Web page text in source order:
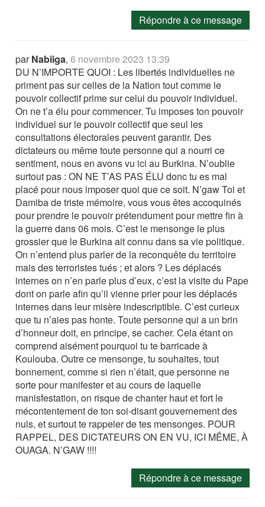
Répondre à ce message
parNabiiga,6 novembre 2023 13:39
DU N’IMPORTE QUOI : Les libertés individuelles ne
priment pas sur celles de la Nation tout comme le
pouvoir collectif prime sur celui du pouvoir individuel.
On ne t’a élu pour commencer. Tu imposes ton pouvoir
individuel sur le pouvoir collectif que seul les
consultations électorales peuvent garantir. Des
dictateurs ou même toute personne qui a nourri ce
sentiment, nous en avons vu ici au Burkina. N’oublie
surtout pas : ON NE T’AS PAS ÉLU donc tu es mal
placé pour nous imposer quoi que ce soit. N’gaw Toi et
Damiba de triste mémoire, vous vous êtes accoquinés
pour prendre le pouvoir prétendument pour mettre fin à
la guerre dans 06 mois. C’est le mensonge le plus
grossier que le Burkina ait connu dans sa vie politique.
On n’entend plus parler de la reconquête du territoire
mais des terroristes tués ; et alors ? Les déplacés
internes on n’en parle plus d’eux, c’est la visite du Pape
dont on parle afin qu’il vienne prier pour les déplacés
internes dans leur misère indescriptible. C’est curieux
que tu n’aies pas honte. Toute personne qui a un brin
d’honneur doit, en principe, se cacher. Cela étant on
comprend aisément pourquoi tu te barricade à
Koulouba. Outre ce mensonge, tu souhaites, tout
bonnement, comme si rien n’était, que personne ne
sorte pour manifester et au cours de laquelle
manisfestation, on risque de chanter haut et fort le
mécontentement de ton soi-disant gouvernement des
nuls, et surtout te rappeler de tes mensonges. POUR
RAPPEL, DES DICTATEURS ON EN VU, ICI MÊME, À
OUAGA. N’GAW !!!!
Répondre à ce message